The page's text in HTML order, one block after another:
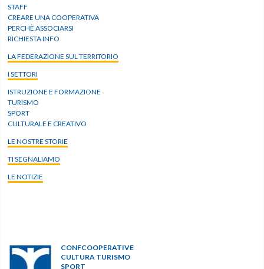
STAFF
CREARE UNA COOPERATIVA
PERCHÈ ASSOCIARSI
RICHIESTA INFO
LA FEDERAZIONE SUL TERRITORIO
I SETTORI
ISTRUZIONE E FORMAZIONE
TURISMO
SPORT
CULTURALE E CREATIVO
LE NOSTRE STORIE
TI SEGNALIAMO
LE NOTIZIE
CONFCOOPERATIVE
CULTURA TURISMO
SPORT